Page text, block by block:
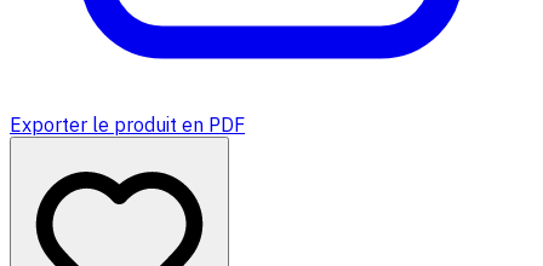
Exporter le produit en PDF